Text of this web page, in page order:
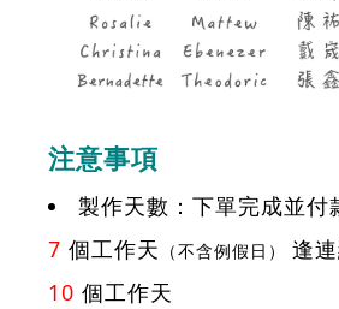
注意事項
製作天數：下單完成並付
7 個工作天 （不含例假日） 逢
10 個工作天